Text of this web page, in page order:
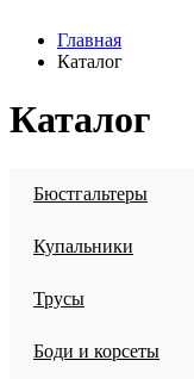
Главная
Каталог
Каталог
Бюстгальтеры
Купальники
Трусы
Боди и корсеты